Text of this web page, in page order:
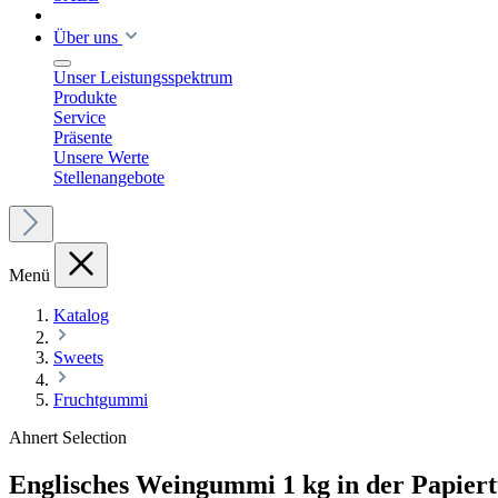
Über uns
Unser Leistungsspektrum
Produkte
Service
Präsente
Unsere Werte
Stellenangebote
Menü
Katalog
Sweets
Fruchtgummi
Ahnert Selection
Englisches Weingummi 1 kg in der